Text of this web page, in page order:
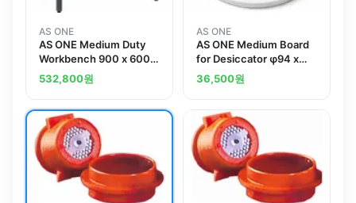
AS ONE
AS ONE Medium Duty
Workbench 900 x 600 x
740mmand others
532,800원
AS ONE
AS ONE Medium Board
for Desiccator φ94 x
12and others
36,500원